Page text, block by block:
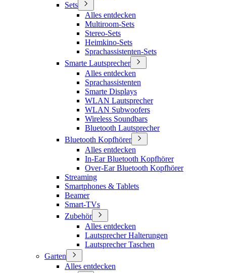
Sets
Alles entdecken
Multiroom-Sets
Stereo-Sets
Heimkino-Sets
Sprachassistenten-Sets
Smarte Lautsprecher
Alles entdecken
Sprachassistenten
Smarte Displays
WLAN Lautsprecher
WLAN Subwoofers
Wireless Soundbars
Bluetooth Lautsprecher
Bluetooth Kopfhörer
Alles entdecken
In-Ear Bluetooth Kopfhörer
Over-Ear Bluetooth Kopfhörer
Streaming
Smartphones & Tablets
Beamer
Smart-TVs
Zubehör
Alles entdecken
Lautsprecher Halterungen
Lautsprecher Taschen
Garten
Alles entdecken